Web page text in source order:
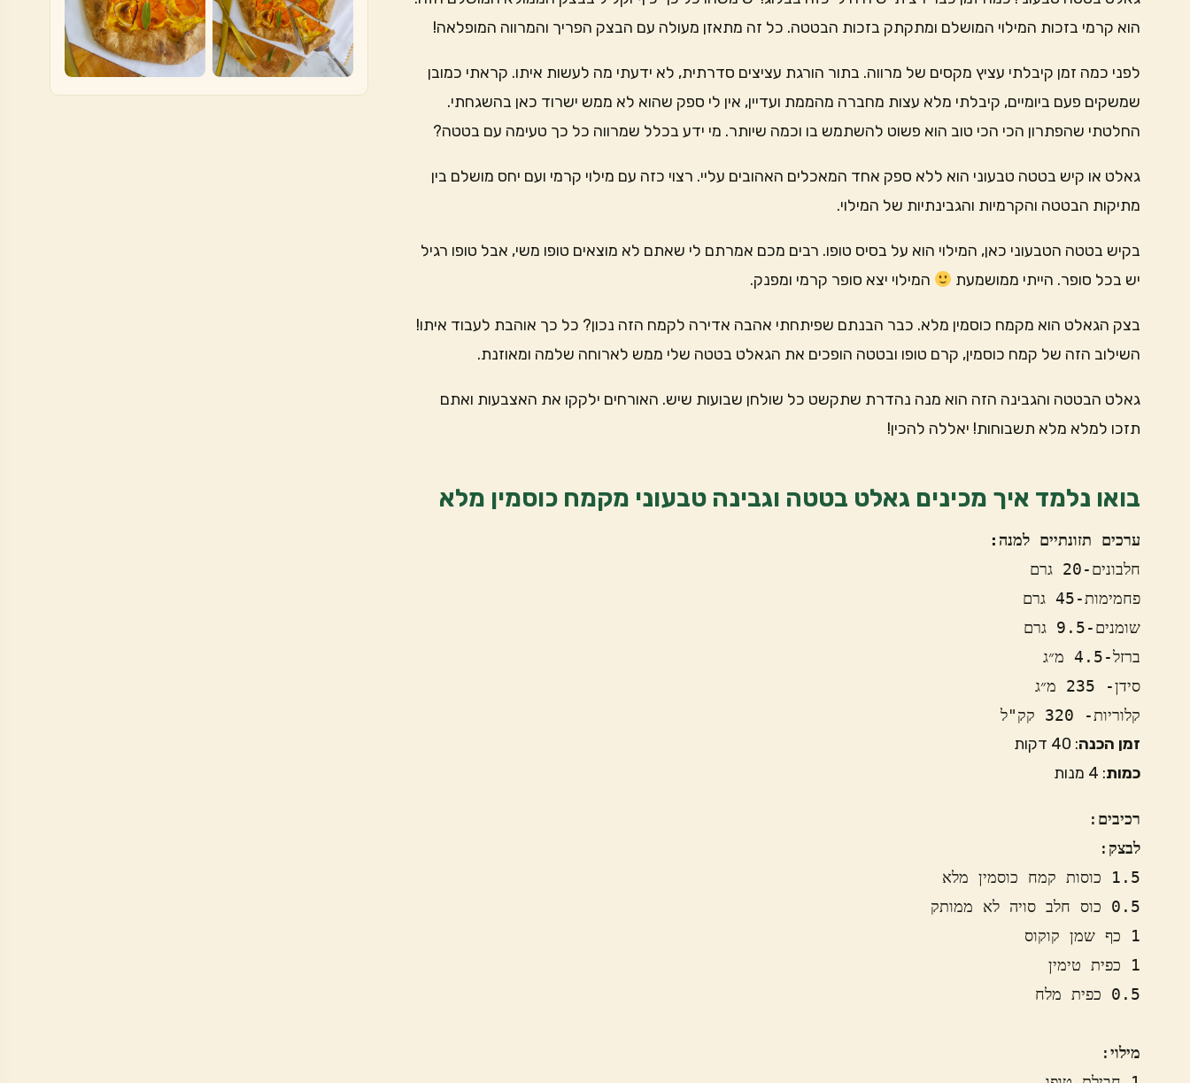
הוא קרמי בזכות המילוי המושלם ומתקתק בזכות הבטטה. כל זה מתאזן מעולה עם הבצק הפריך והמרווה המופלאה!
לפני כמה זמן קיבלתי עציץ מקסים של מרווה. בתור הורגת עציצים סדרתית, לא ידעתי מה לעשות איתו. קראתי כמובן
שמשקים פעם ביומיים, קיבלתי מלא עצות מחברה מהממת ועדיין, אין לי ספק שהוא לא ממש ישרוד כאן בהשגחתי.
החלטתי שהפתרון הכי הכי טוב הוא פשוט להשתמש בו וכמה שיותר. מי ידע בכלל שמרווה כל כך טעימה עם בטטה?
גאלט או קיש בטטה טבעוני הוא ללא ספק אחד המאכלים האהובים עליי. רצוי כזה עם מילוי קרמי ועם יחס מושלם בין
מתיקות הבטטה והקרמיות והגבינתיות של המילוי.
בקיש בטטה הטבעוני כאן, המילוי הוא על בסיס טופו. רבים מכם אמרתם לי שאתם לא מוצאים טופו משי, אבל טופו רגיל
יש בכל סופר. הייתי ממושמעת
המילוי יצא סופר קרמי ומפנק.
בצק הגאלט הוא מקמח כוסמין מלא. כבר הבנתם שפיתחתי אהבה אדירה לקמח הזה נכון? כל כך אוהבת לעבוד איתו!
השילוב הזה של קמח כוסמין, קרם טופו ובטטה הופכים את הגאלט בטטה שלי ממש לארוחה שלמה ומאוזנת.
גאלט הבטטה והגבינה הזה הוא מנה נהדרת שתקשט כל שולחן שבועות שיש. האורחים ילקקו את האצבעות ואתם
תזכו למלא מלא תשבוחות! יאללה להכין!
בואו נלמד איך מכינים גאלט בטטה וגבינה טבעוני מקמח כוסמין מלא
ערכים תזונתיים למנה:
חלבונים-20 גרם
פחמימות-45 גרם
שומנים-9.5 גרם
ברזל-4.5 מ״ג
סידן- 235 מ״ג
קלוריות- 320 קק"ל
זמן הכנה: 40 דקות
כמות: 4 מנות
רכיבים :
לבצק
מילוי